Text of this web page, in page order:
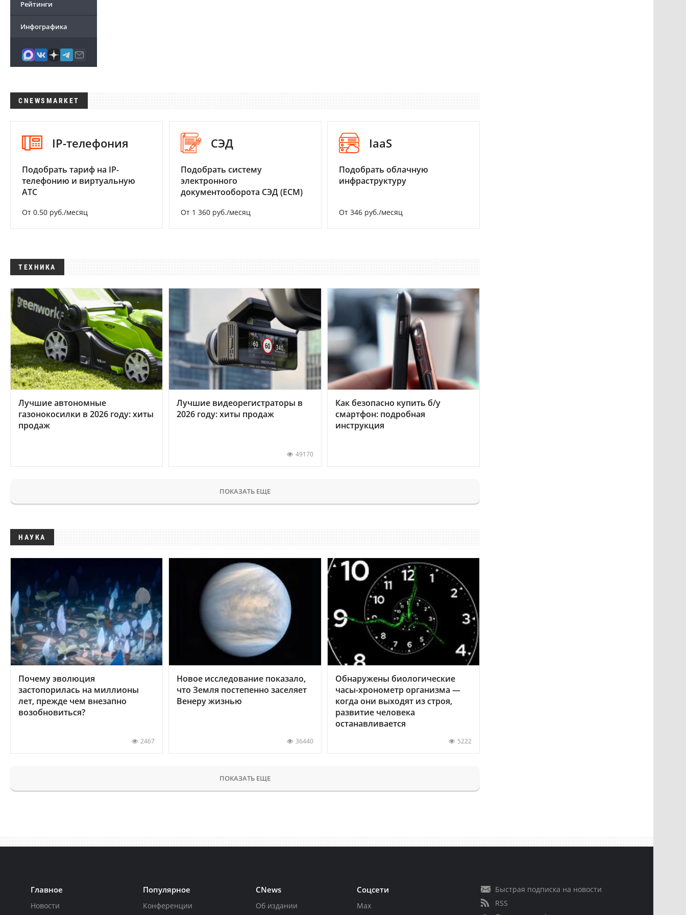
Рейтинги
Инфографика
CNEWSMARKET
IP-телефония
Подобрать тариф на IP-
телефонию и виртуальную
АТС
От 0.50 руб./месяц
СЭД
Подобрать систему
электронного
документооборота СЭД (ECM)
От 1 360 руб./месяц
IaaS
Подобрать облачную
инфраструктуру
От 346 руб./месяц
ТЕХНИКА
Лучшие автономные
газонокосилки в 2026 году: хиты
продаж
Лучшие видеорегистраторы в
2026 году: хиты продаж
49170
Как безопасно купить б/у
смартфон: подробная
инструкция
ПОКАЗАТЬ ЕЩЕ
НАУКА
Почему эволюция
застопорилась на миллионы
лет, прежде чем внезапно
возобновиться?
2467
Новое исследование показало,
что Земля постепенно заселяет
Венеру жизнью
36440
Обнаружены биологические
часы-хронометр организма —
когда они выходят из строя,
развитие человека
останавливается
5222
ПОКАЗАТЬ ЕЩЕ
Главное
Новости
Популярное
Конференции
CNews
Об издании
Соцсети
Max
Быстрая подписка на новости
RSS